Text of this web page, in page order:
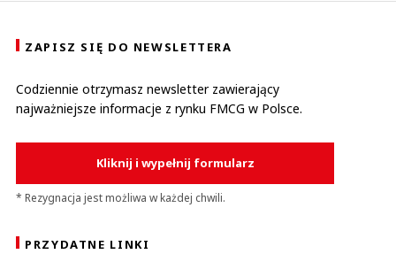
ZAPISZ SIĘ DO NEWSLETTERA
Codziennie otrzymasz newsletter zawierający
najważniejsze informacje z rynku FMCG w Polsce.
Kliknij i wypełnij formularz
* Rezygnacja jest możliwa w każdej chwili.
PRZYDATNE LINKI